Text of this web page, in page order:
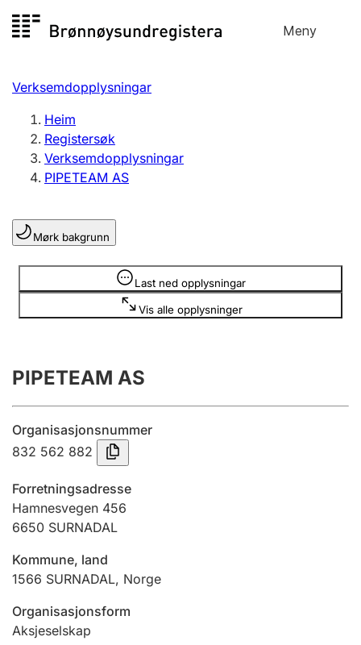
til
Meny
Registersøk
Aksjeselskap
Enkeltpersonføretak
Registrere, endre, slette
Lag og foreining
Registrere, endre, slette
Innsending og forseinkingsgebyr
Jeger
Ektepaktrettleiaren
Verksemdopplysningar
Heim
Registersøk
Verksemdopplysningar
PIPETEAM AS
Mørk bakgrunn
Last ned opplysningar
Vis alle opplysninger
Opplysninger er skjult
PIPETEAM AS
Organisasjonsnummer
832 562 882
Forretningsadresse
Hamnesvegen 456
6650 SURNADAL
Kommune, land
1566 SURNADAL, Norge
Organisasjonsform
Aksjeselskap